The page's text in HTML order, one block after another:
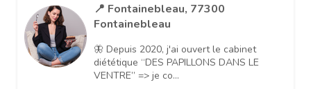
📍 Fontainebleau, 77300
Fontainebleau
🦋 Depuis 2020, j'ai ouvert le cabinet
diététique “DES PAPILLONS DANS LE
VENTRE” => je co...